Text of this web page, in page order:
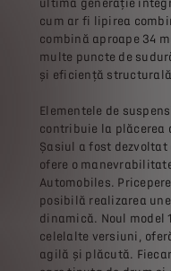
ultimă generație
cum ar fi lipirea
combină aproape 34
multe puncte de
și eficiență
Elementele de
contribuie la plăcerea
Șasiul a fost dezvoltat
ofere o
Automobiles.
posibilă realizarea
dinamică. Noul model
celelalte versiuni,
agilă și plăcută.